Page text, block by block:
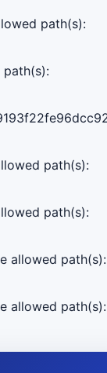
path(s):
path(s):
path(s):
allowed path(s):
allowed path(s):